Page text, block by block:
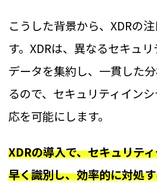
こうした背景から、XDRの
す。XDRは、異なるセキュ
データを集約し、一貫した
るので、セキュリティイン
応を可能にします。
XDRの導入で、セキュリテ
早く識別し、効率的に対処